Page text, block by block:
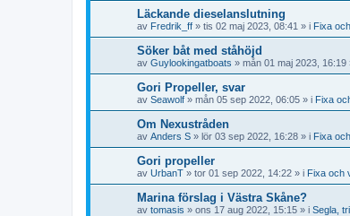
Läckande dieselanslutning
av Fredrik_ff » tis 02 maj 2023, 08:41 » i Fixa
Söker båt med ståhöjd
av Guylookingatboats » mån 01 maj 2023, 16:19
Gori Propeller, svar
av Seawolf » mån 05 sep 2022, 06:05 » i Fixa
Om Nexustråden
av Anders S » lör 03 sep 2022, 16:28 » i Fixa
Gori propeller
av UrbanT » tor 01 sep 2022, 14:22 » i Fixa och
Marina förslag i Västra Skåne?
av tomasis » ons 17 aug 2022, 15:15 » i Segla,